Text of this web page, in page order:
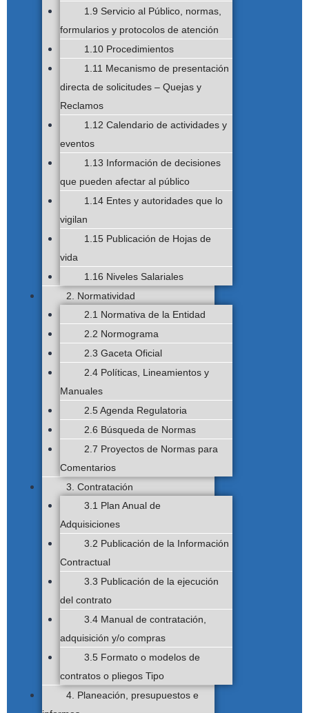
1.9 Servicio al Público, normas,
formularios y protocolos de atención
1.10 Procedimientos
1.11 Mecanismo de presentación
directa de solicitudes – Quejas y
Reclamos
1.12 Calendario de actividades y
eventos
1.13 Información de decisiones
que pueden afectar al público
1.14 Entes y autoridades que lo
vigilan
1.15 Publicación de Hojas de
vida
1.16 Niveles Salariales
2. Normatividad
2.1 Normativa de la Entidad
2.2 Normograma
2.3 Gaceta Oficial
2.4 Políticas, Lineamientos y
Manuales
2.5 Agenda Regulatoria
2.6 Búsqueda de Normas
2.7 Proyectos de Normas para
Comentarios
3. Contratación
3.1 Plan Anual de
Adquisiciones
3.2 Publicación de la Información
Contractual
3.3 Publicación de la ejecución
del contrato
3.4 Manual de contratación,
adquisición y/o compras
3.5 Formato o modelos de
contratos o pliegos Tipo
4. Planeación, presupuestos e